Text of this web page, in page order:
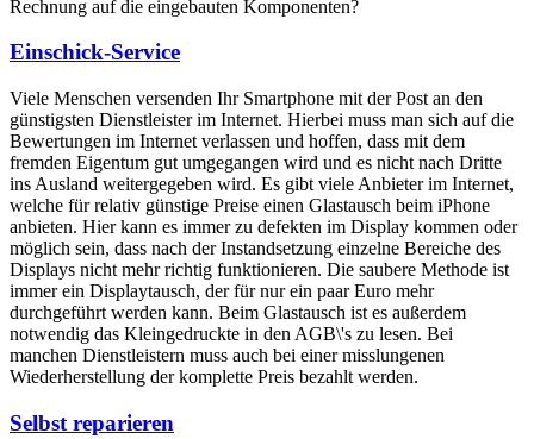
Rechnung auf die eingebauten Komponenten?
Einschick-Service
Viele Menschen versenden Ihr Smartphone mit der Post an den
günstigsten Dienstleister im Internet. Hierbei muss man sich auf die
Bewertungen im Internet verlassen und hoffen, dass mit dem
fremden Eigentum gut umgegangen wird und es nicht nach Dritte
ins Ausland weitergegeben wird. Es gibt viele Anbieter im Internet,
welche für relativ günstige Preise einen Glastausch beim iPhone
anbieten. Hier kann es immer zu defekten im Display kommen oder
möglich sein, dass nach der Instandsetzung einzelne Bereiche des
Displays nicht mehr richtig funktionieren. Die saubere Methode ist
immer ein Displaytausch, der für nur ein paar Euro mehr
durchgeführt werden kann. Beim Glastausch ist es außerdem
notwendig das Kleingedruckte in den AGB\'s zu lesen. Bei
manchen Dienstleistern muss auch bei einer misslungenen
Wiederherstellung der komplette Preis bezahlt werden.
Selbst reparieren